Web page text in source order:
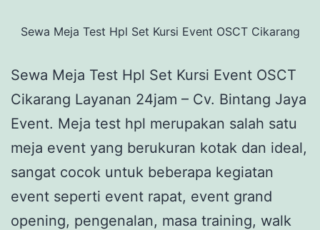
Sewa Meja Test Hpl Set Kursi Event OSCT Cikarang
Sewa Meja Test Hpl Set Kursi Event OSCT
Cikarang Layanan 24jam – Cv. Bintang Jaya
Event. Meja test hpl merupakan salah satu
meja event yang berukuran kotak dan ideal,
sangat cocok untuk beberapa kegiatan
event seperti event rapat, event grand
opening, pengenalan, masa training, walk